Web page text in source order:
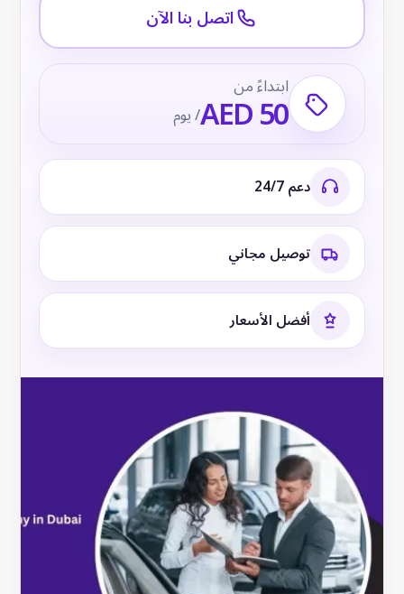
اتصل بنا الآن
ابتداءً من
AED 50/ يوم
دعم 24/7
توصيل مجاني
أفضل الأسعار